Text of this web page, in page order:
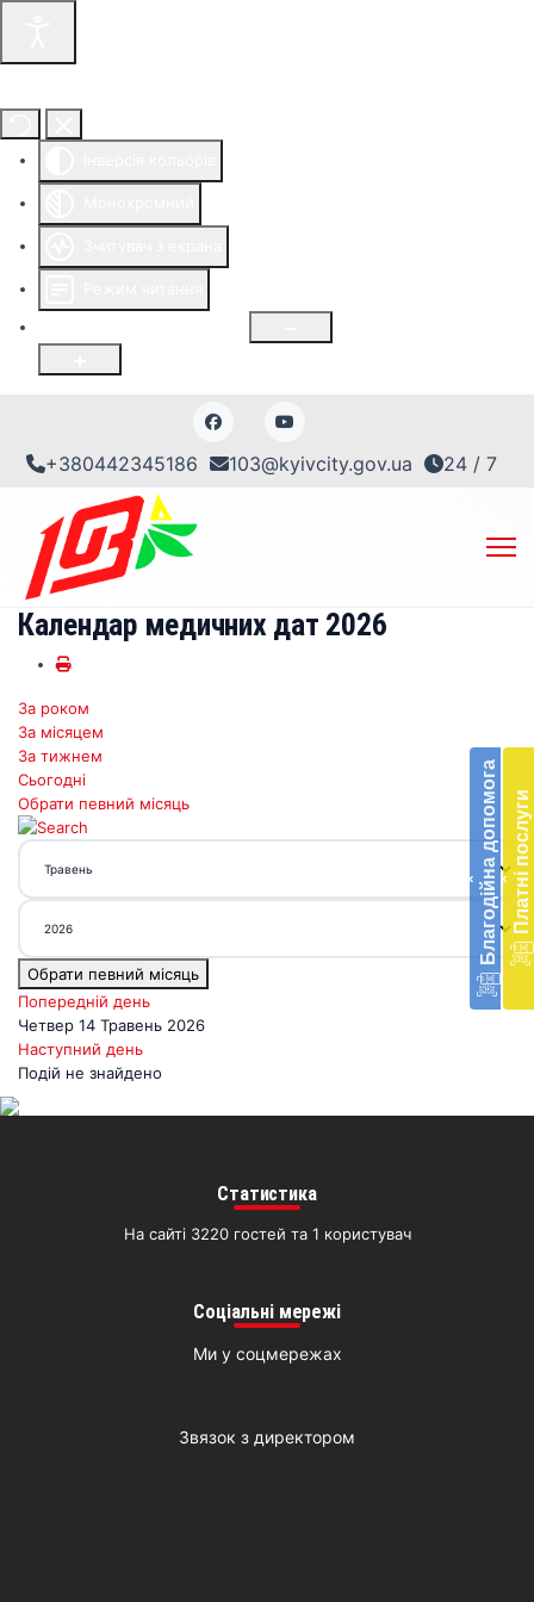
+380442345186 103@kyivcity.gov.ua 24 / 7
‹ Благодійна допомогав
‹ Платні послуги
Календар медичних дат 2026
За роком
За місяцем
За тижнем
Сьогодні
Обрати певний місяць
Обрати певний місяць
Попередній день
Четвер 14 Травень 2026
Наступний день
Подій не знайдено
Статистика
На сайті 3220 гостей та 1 користувач
Соціальні мережі
Ми у соцмережах
Звязок з директором